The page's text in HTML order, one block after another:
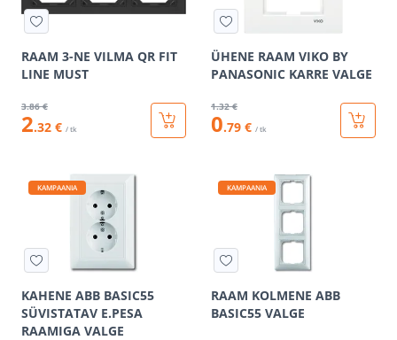
RAAM 3-NE VILMA QR FIT
LINE MUST
3.86 €
2.32 € / tk
ÜHENE RAAM VIKO BY
PANASONIC KARRE VALGE
1.32 €
0.79 € / tk
KAMPAANIA
KAHENE ABB BASIC55
SÜVISTATAV E.PESA
RAAMIGA VALGE
KAMPAANIA
RAAM KOLMENE ABB
BASIC55 VALGE